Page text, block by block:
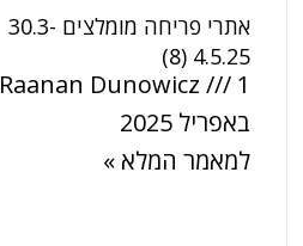
אתרי פריחה מומלצים 30.3-
4.5.25 (8)
Raanan Dunowicz
1
באפריל 2025
למאמר המלא »